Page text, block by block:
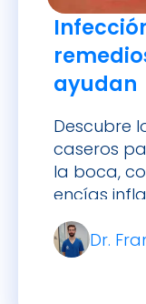
ayudan
Descubre
caseros
la boca,
encías
naturales,
de casa.
Dr.